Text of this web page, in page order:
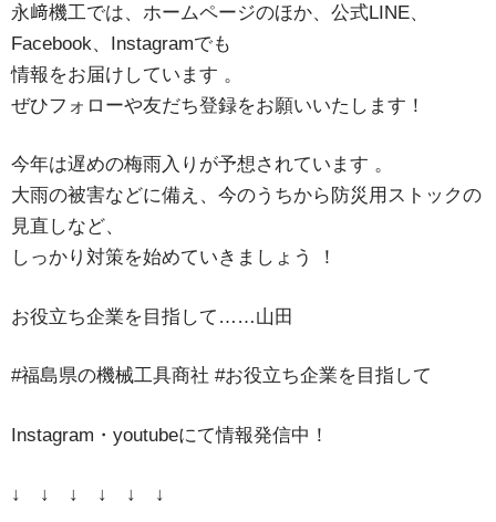
永﨑機工では、ホームページのほか、公式LINE、
Facebook、Instagramでも
情報をお届けしています 。
ぜひフォローや友だち登録をお願いいたします！
今年は遅めの梅雨入りが予想されています 。
大雨の被害などに備え、今のうちから防災用ストックの
見直しなど、
しっかり対策を始めていきましょう
！
お役立ち企業を目指して……山田
#福島県の機械工具商社 #お役立ち企業を目指して
Instagram・youtubeにて情報発信中！
↓ ↓ ↓ ↓ ↓ ↓